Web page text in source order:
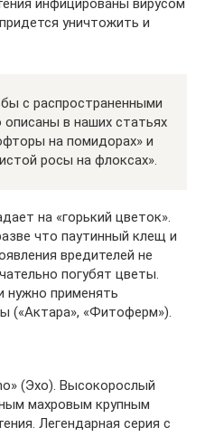
инфицированы вирусом
уничтожить и
с распространенными
в наших статьях
на помидорах» и
росы на флоксах».
на «горький цветок».
что паутинный клещ и
вредителей не
погубят цветы.
применять
(«Актара», «Фитоферм»).
(Эхо). Высокорослый
махровым крупным
Легендарная серия с